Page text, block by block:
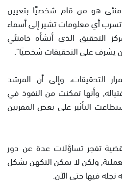
هو من قام شخصيًا بتعيين
أي معلومات تشير إلى أسماء
التحقيق الذي أنشأه خامنئي
يشرف على التحقيقات شخصيًا".
التحقيقات، وإلى أن المرشد
وأنها تمكنت من النفوذ في
التأثير على بعض المقربين
تفجر تساؤلات عدة عن دور
ولكن لا يمكن التكهن بشكل
فيها حتى الآن.